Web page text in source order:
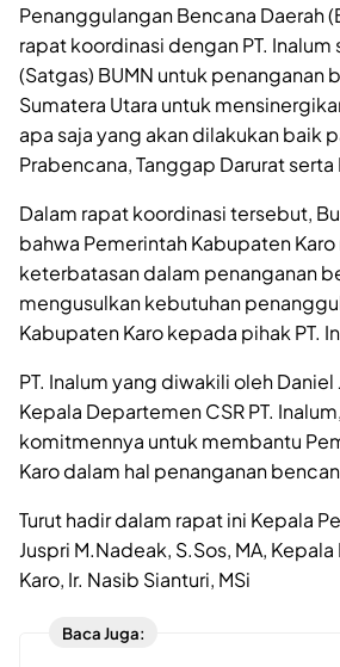
Penanggulangan Bencana Daerah
rapat koordinasi dengan PT. Inalum
(Satgas) BUMN untuk penanganan
Sumatera Utara untuk
apa saja yang akan dilakukan baik
Prabencana, Tanggap Darurat serta
Dalam rapat koordinasi tersebut,
bahwa Pemerintah Kabupaten
keterbatasan dalam penanganan
mengusulkan kebutuhan
Kabupaten Karo kepada pihak PT.
PT. Inalum yang diwakili oleh Daniel
Kepala Departemen CSR PT.
komitmennya untuk membantu
Karo dalam hal penanganan
Turut hadir dalam rapat ini Kepala
Juspri M.Nadeak, S.Sos, MA,
Karo, Ir. Nasib Sianturi, MSi
Baca Juga: